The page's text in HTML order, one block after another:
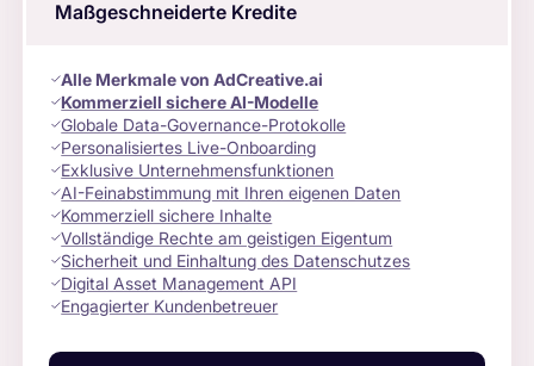
Maßgeschneiderte Kredite
Alle Merkmale von AdCreative.ai
Kommerziell sichere AI-Modelle
Globale Data-Governance-Protokolle
Personalisiertes Live-Onboarding
Exklusive Unternehmensfunktionen
AI-Feinabstimmung mit Ihren eigenen Daten
Kommerziell sichere Inhalte
Vollständige Rechte am geistigen Eigentum
Sicherheit und Einhaltung des Datenschutzes
Digital Asset Management API
Engagierter Kundenbetreuer